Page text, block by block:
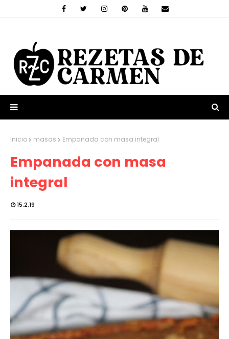
Inicio masas Empanada con masa integral
Empanada con masa
integral
15.2.19